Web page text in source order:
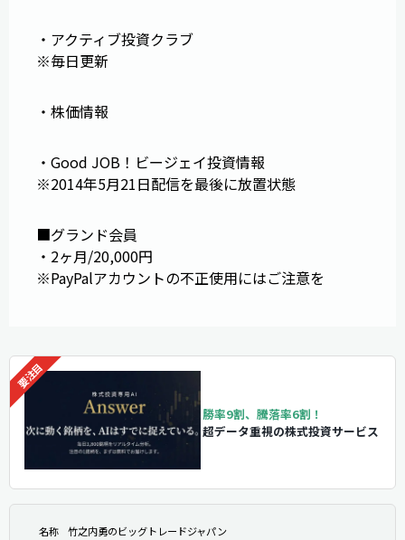
・アクティブ投資クラブ
※毎日更新
・株価情報
・Good JOB！ビージェイ投資情報
※2014年5月21日配信を最後に放置状態
■グランド会員
・2ヶ月/20,000円
※PayPalアカウントの不正使用にはご注意を
勝率9割、騰落率6割！
超データ重視の株式投資サービス
名称
竹之内勇のビッグトレードジャパン